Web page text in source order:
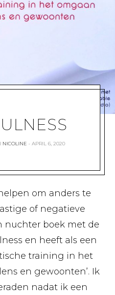
NICOLINE APRIL 6, 2020
om anders te
of negatieve
nuchter boek met de
en heeft als een
training in het
en gewoonten’. Ik
nadat ik een